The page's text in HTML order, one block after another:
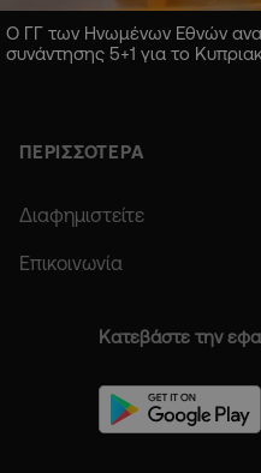
Ο ΓΓ των Ηνωμένων Εθνών
συνάντησης 5+1 για το
ΠΕΡΙΣΣΟΤΕΡΑ
Διαφημιστείτε
Επικοινωνία
Κατεβάστε την